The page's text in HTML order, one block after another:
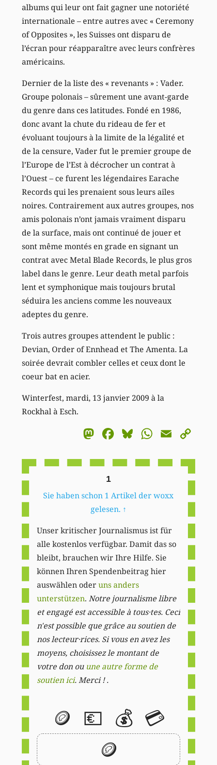
albums qui leur ont fait gagner une notoriété
internationale – entre autres avec « Ceremony
of Opposites », les Suisses ont disparu de
l’écran pour réapparaître avec leurs confrères
américains.
Dernier de la liste des « revenants » : Vader.
Groupe polonais – sûrement une avant-garde
du genre dans ces latitudes. Fondé en 1986,
donc avant la chute du rideau de fer et
évoluant toujours à la limite de la légalité et
de la censure, Vader fut le premier groupe de
l’Europe de l’Est à décrocher un contrat à
l’Ouest – ce furent les légendaires Earache
Records qui les prenaient sous leurs ailes
noires. Contrairement aux autres groupes, nos
amis polonais n’ont jamais vraiment disparu
de la surface, mais ont continué de jouer et
sont même montés en grade en signant un
contrat avec Metal Blade Records, le plus gros
label dans le genre. Leur death metal parfois
lent et symphonique mais toujours brutal
séduira les anciens comme les nouveaux
adeptes du genre.
Trois autres groupes attendent le public :
Devian, Order of Ennhead et The Amenta. La
soirée devrait combler celles et ceux dont le
coeur bat en acier.
Winterfest, mardi, 13 janvier 2009 à la
Rockhal à Esch.
Mastodon
Facebook
BlueskyEmail
1
Sie haben schon 1 Artikel der woxx
gelesen. ↑
Unser kritischer Journalismus ist für
alle kostenlos verfügbar. Damit das so
bleibt, brauchen wir Ihre Hilfe. Sie
können Ihren Spendenbeitrag hier
auswählen oderuns anders
unterstützen. Notre journalisme libre
et engagé est accessible à tous·tes. Ceci
n'est possible que grâce au soutien de
nos lecteur·rices. Si vous en avez les
moyens, choisissez le montant de
votre don ou une autre forme de
soutien ici. Merci ! .
🪙 💶 💰 💳
🪙